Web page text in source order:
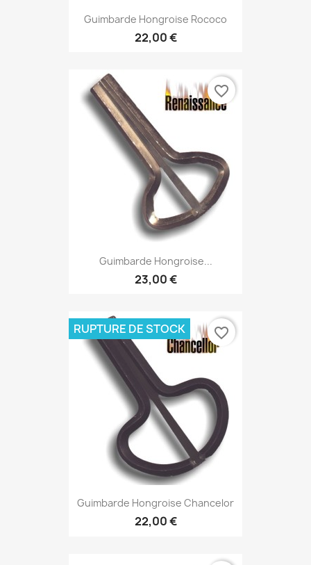
Guimbarde Hongroise Rococo
22,00 €
Guimbarde Hongroise...
23,00 €
favorite_border
Guimbarde Hongroise Chancelor
22,00 €
RUPTURE DE STOCK favorite_border